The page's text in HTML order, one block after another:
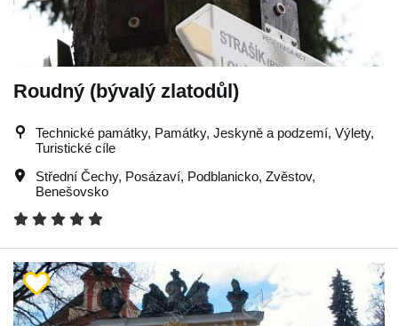
Roudný (bývalý zlatodůl)
Technické památky, Památky, Jeskyně a podzemí, Výlety,
Turistické cíle
Střední Čechy, Posázaví, Podblanicko, Zvěstov,
Benešovsko